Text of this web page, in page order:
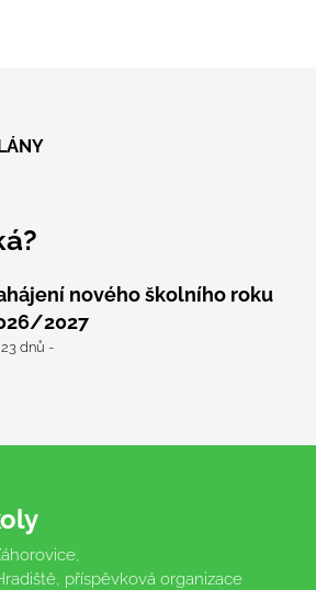
nového školního roku
2027
dnů -
příspěvková organizace